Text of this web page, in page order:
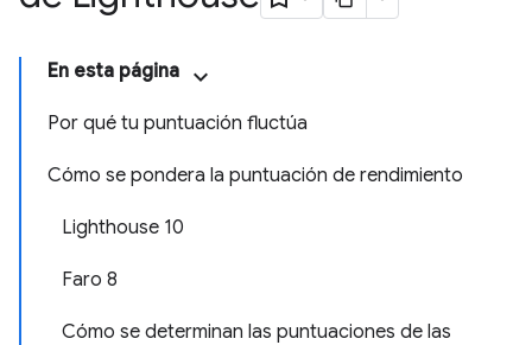
En esta página
Por qué tu puntuación fluctúa
Cómo se pondera la puntuación de rendimiento
Lighthouse 10
Faro 8
Cómo se determinan las puntuaciones de las